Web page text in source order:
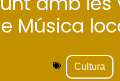
Música
Cultura